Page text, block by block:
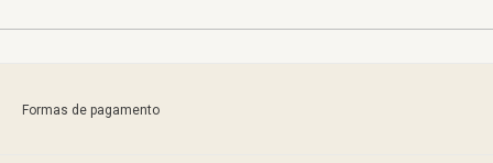
Formas de pagamento